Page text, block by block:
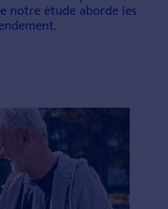
notre étude aborde les